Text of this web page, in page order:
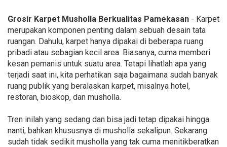
Grosir Karpet Musholla Berkualitas Pamekasan - Karpet
merupakan komponen penting dalam sebuah desain tata
ruangan. Dahulu, karpet hanya dipakai di beberapa ruang
pribadi atau sebagian kecil area. Biasanya, cuma memberi
kesan pemanis untuk suatu area. Tetapi lihatlah apa yang
terjadi saat ini, kita perhatikan saja bagaimana sudah banyak
ruang publik yang beralaskan karpet, misalnya hotel,
restoran, bioskop, dan musholla.
Tren inilah yang sedang dan bisa jadi tetap dipakai hingga
nanti, bahkan khususnya di musholla sekalipun. Sekarang
sudah tidak sedikit musholla yang tak cuma menitikberatkan